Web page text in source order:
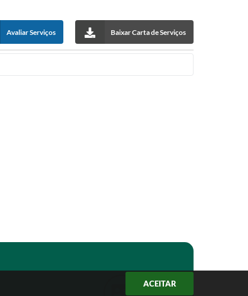
ACEITAR
Avaliar Serviços Baixar Carta de Serviços